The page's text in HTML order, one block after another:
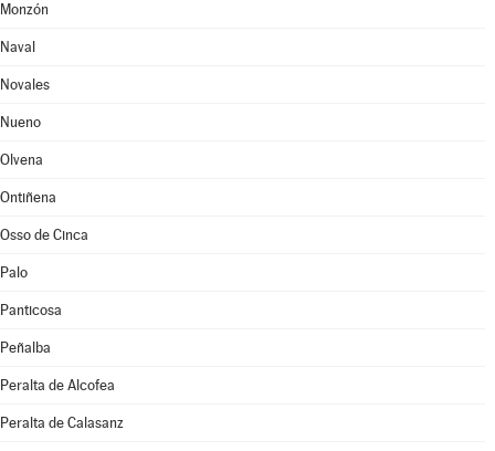
Monzón
Naval
Novales
Nueno
Olvena
Ontiñena
Osso de Cinca
Palo
Panticosa
Peñalba
Peralta de Alcofea
Peralta de Calasanz